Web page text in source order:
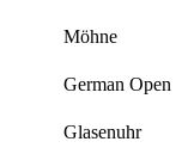
Möhne
German Open
Glasenuhr